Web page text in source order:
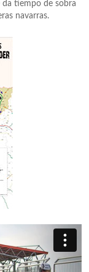
tiempo de sobra
navarras.